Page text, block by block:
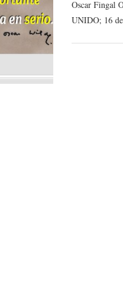
Oscar Fingal
UNIDO;​ 16